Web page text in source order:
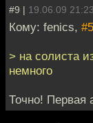
#9 | 19.06.09 21:23
Кому: fenics, #5
> на солиста
немного
Точно! Первая